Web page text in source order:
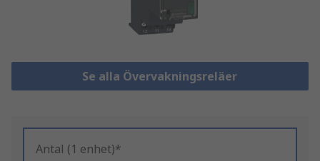
Se alla Övervakningsreläer
Antal (1 enhet)*